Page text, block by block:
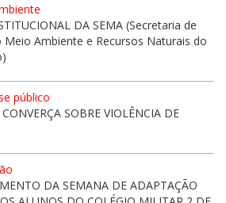
DA SEMA (Secretaria de
Meio Ambiente e Recursos Naturais do
público
SOBRE VIOLÊNCIA DE
DA SEMANA DE ADAPTAÇÃO